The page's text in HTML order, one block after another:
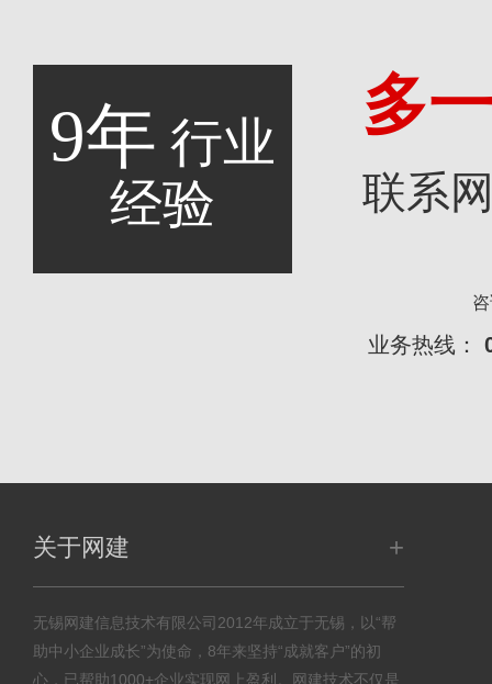
9年 行业
经验
多
联系
业务热线：
关于网建 +
无锡网建信息技术有限公司2012年成立于无锡，以“帮
助中小企业成长”为使命，8年来坚持“成就客户”的初
心，已帮助1000+企业实现网上盈利。网建技术不仅是